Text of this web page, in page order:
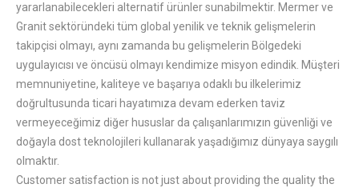
yararlanabilecekleri alternatif ürünler sunabilmektir. Mermer ve
Granit sektöründeki tüm global yenilik ve teknik gelişmelerin
takipçisi olmayı, aynı zamanda bu gelişmelerin Bölgedeki
uygulayıcısı ve öncüsü olmayı kendimize misyon edindik. Müşteri
memnuniyetine, kaliteye ve başarıya odaklı bu ilkelerimiz
doğrultusunda ticari hayatımıza devam ederken taviz
vermeyeceğimiz diğer hususlar da çalışanlarımızın güvenliği ve
doğayla dost teknolojileri kullanarak yaşadığımız dünyaya saygılı
olmaktır.
Customer satisfaction is not just about providing the quality the